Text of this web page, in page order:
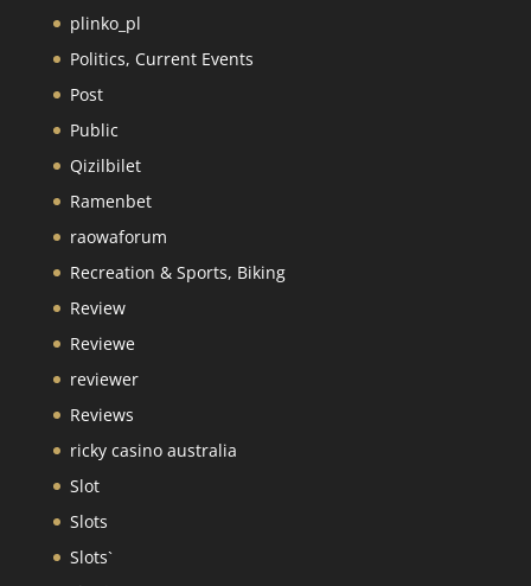
plinko_pl
Politics, Current Events
Post
Public
Qizilbilet
Ramenbet
raowaforum
Recreation & Sports, Biking
Review
Reviewe
reviewer
Reviews
ricky casino australia
Slot
Slots
Slots`